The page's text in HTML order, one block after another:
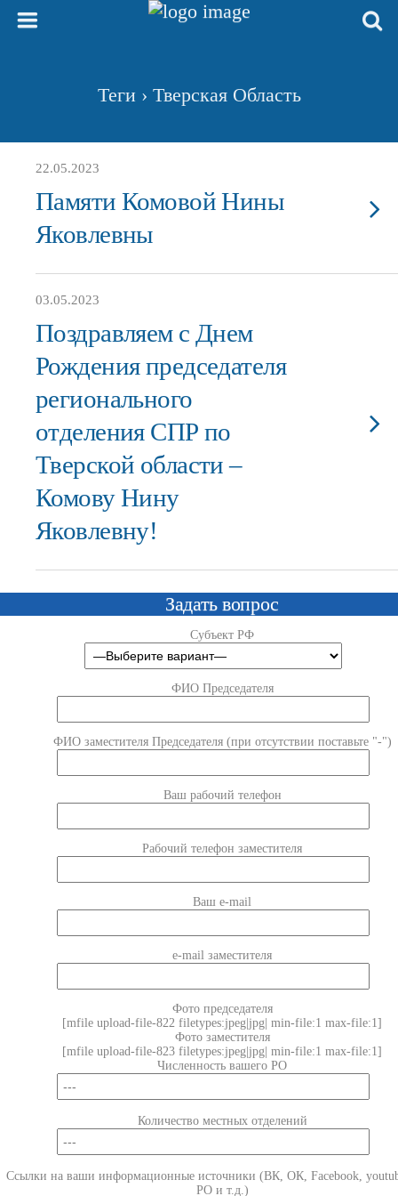
Теги › Тверская Область
22.05.2023
Памяти Комовой Нины
Яковлевны
03.05.2023
Поздравляем с Днем
Рождения председателя
регионального
отделения СПР по
Тверской области –
Комову Нину
Яковлевну!
Задать вопрос
Субъект РФ
ФИО Председателя
ФИО заместителя Председателя (при отсутствии поставьте "-")
Ваш рабочий телефон
Рабочий телефон заместителя
Ваш e-mail
e-mail заместителя
Фото председателя
[mfile upload-file-822 filetypes:jpeg|jpg| min-file:1 max-file:1]
Фото заместителя
[mfile upload-file-823 filetypes:jpeg|jpg| min-file:1 max-file:1]
Численность вашего РО
Количество местных отделений
Ссылки на ваши информационные источники (ВК, ОК, Facebook,
РО и т.д.)